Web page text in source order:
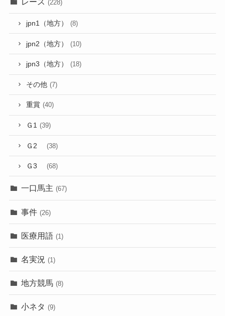
(228)
jpn1（地方） (8)
jpn2（地方） (10)
jpn3（地方） (18)
その他 (7)
重賞 (40)
Ｇ1 (39)
Ｇ2 (38)
Ｇ3 (68)
一口馬主 (67)
事件 (26)
医療用語 (1)
名実況 (1)
地方競馬 (8)
小ネタ (9)